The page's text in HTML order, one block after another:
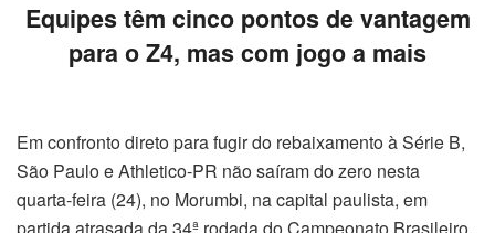
Equipes têm cinco pontos de vantagem
para o Z4, mas com jogo a mais
Em confronto direto para fugir do rebaixamento à Série B,
São Paulo e Athletico-PR não saíram do zero nesta
quarta-feira (24), no Morumbi, na capital paulista, em